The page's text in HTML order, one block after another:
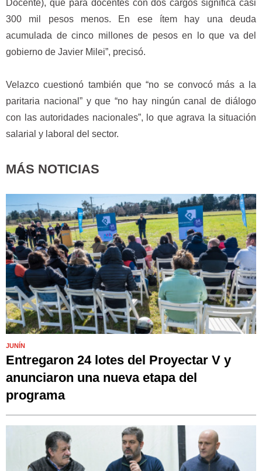
Docente), que para docentes con dos cargos significa casi
300 mil pesos menos. En ese ítem hay una deuda
acumulada de cinco millones de pesos en lo que va del
gobierno de Javier Milei”, precisó.
Velazco cuestionó también que “no se convocó más a la
paritaria nacional” y que “no hay ningún canal de diálogo
con las autoridades nacionales”, lo que agrava la situación
salarial y laboral del sector.
MÁS NOTICIAS
JUNÍN
Entregaron 24 lotes del Proyectar V y
anunciaron una nueva etapa del
programa